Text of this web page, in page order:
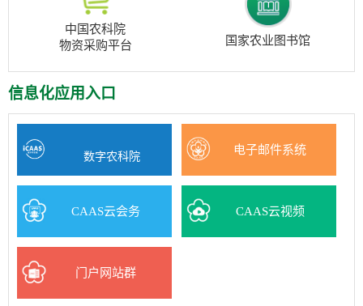
中国农科院
物资采购平台
国家农业图书馆
信息化应用入口
数字农科院 电子邮件系统
CAAS云会务 CAAS云视频
门户网站群